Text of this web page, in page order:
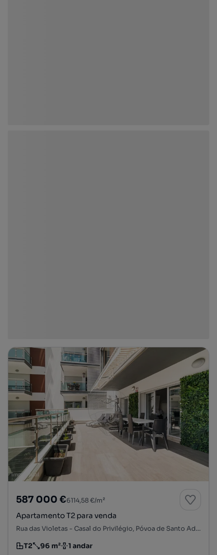
587 000 €6114,58 €/m²
Apartamento T2 para venda
Rua das Violetas - Casal do Privilégio, Póvoa de Santo Adrião e Olival Basto, Odivelas, Lisboa
Tipologia
T2
Preço por metro quadrado
96 m²
Andar 1 andar